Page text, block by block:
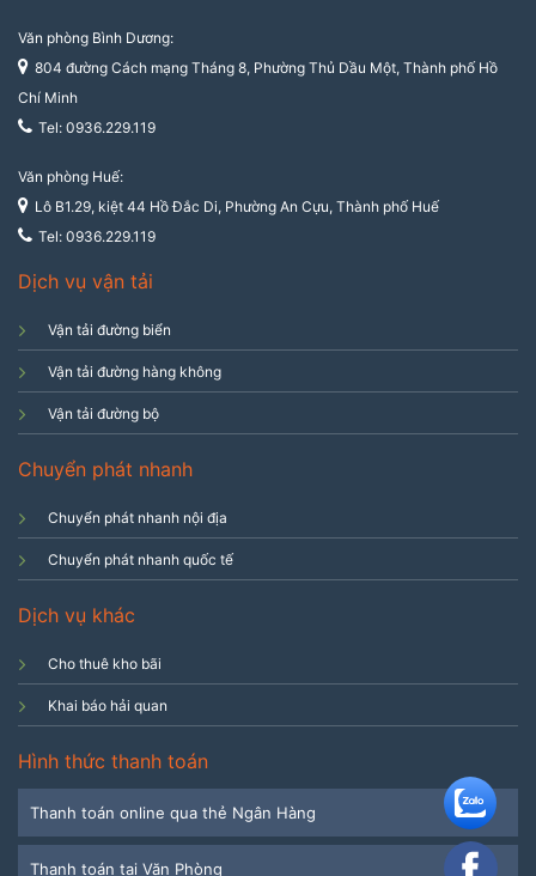
Văn phòng Bình Dương:
804 đường Cách mạng Tháng 8, Phường Thủ Dầu Một, Thành phố Hồ
Chí Minh
Tel: 0936.229.119
Văn phòng Huế:
Lô B1.29, kiệt 44 Hồ Đắc Di, Phường An Cựu, Thành phố Huế
Tel: 0936.229.119
Dịch vụ vận tải
Vận tải đường biển
Vận tải đường hàng không
Vận tải đường bộ
Chuyển phát nhanh
Chuyển phát nhanh nội địa
Chuyển phát nhanh quốc tế
Dịch vụ khác
Cho thuê kho bãi
Khai báo hải quan
Hình thức thanh toán
Thanh toán online qua thẻ Ngân Hàng
Thanh toán tại Văn Phòng